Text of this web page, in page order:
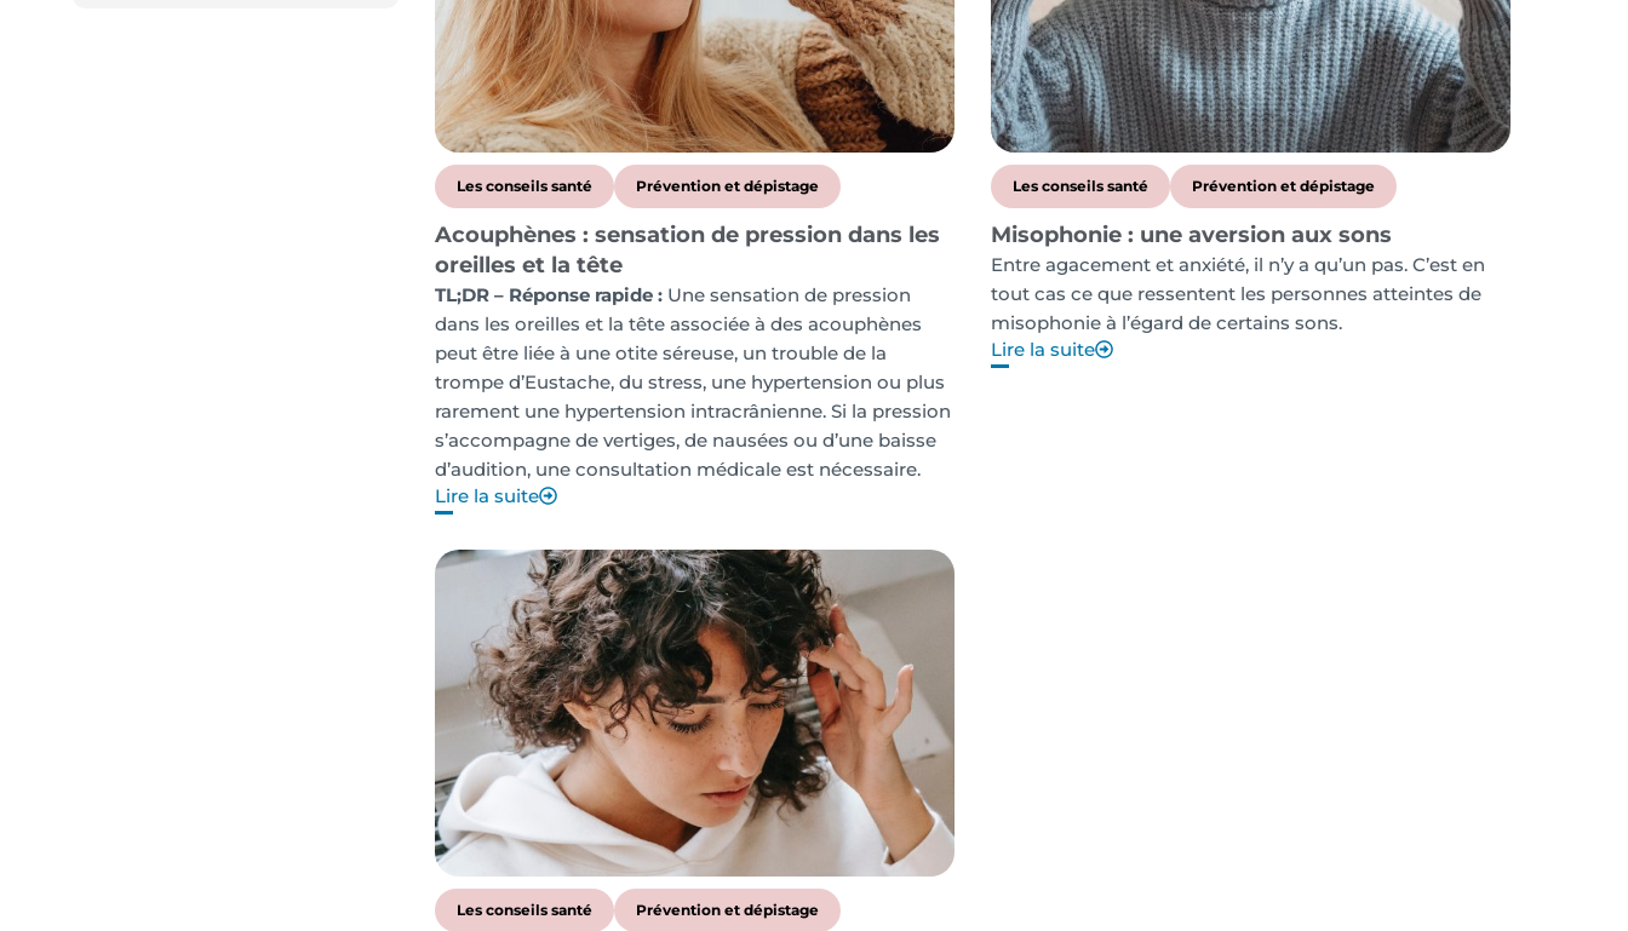
Les conseils santé Prévention et dépistage
Acouphènes : sensation de pression dans les
oreilles et la tête
TL;DR – Réponse rapide : Une sensation de pression
dans les oreilles et la tête associée à des acouphènes
peut être liée à une otite séreuse, un trouble de la
trompe d’Eustache, du stress, une hypertension ou plus
rarement une hypertension intracrânienne. Si la pression
s’accompagne de vertiges, de nausées ou d’une baisse
d’audition, une consultation médicale est nécessaire.
Lire la suite
Les conseils santé Prévention et dépistage
Misophonie : une aversion aux sons
Entre agacement et anxiété, il n’y a qu’un pas. C’est en
tout cas ce que ressentent les personnes atteintes de
misophonie à l’égard de certains sons.
Lire la suite
Les conseils santé Prévention et dépistage